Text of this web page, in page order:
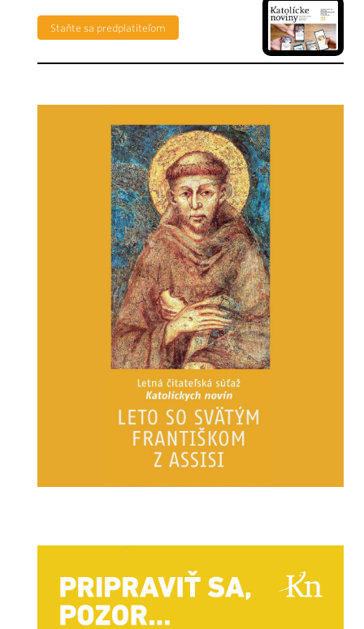
Staňte sa predplatiteľom